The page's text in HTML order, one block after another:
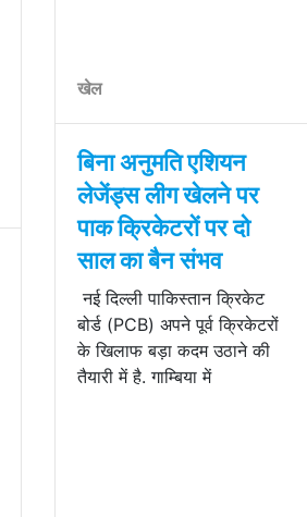
खेल
बिना अनुमति एशियन
लेजेंड्स लीग खेलने पर
पाक क्रिकेटरों पर दो
साल का बैन संभव
नई दिल्ली पाकिस्तान क्रिकेट
बोर्ड (PCB) अपने पूर्व क्रिकेटरों
के खिलाफ बड़ा कदम उठाने की
तैयारी में है. गाम्ब‍िया में